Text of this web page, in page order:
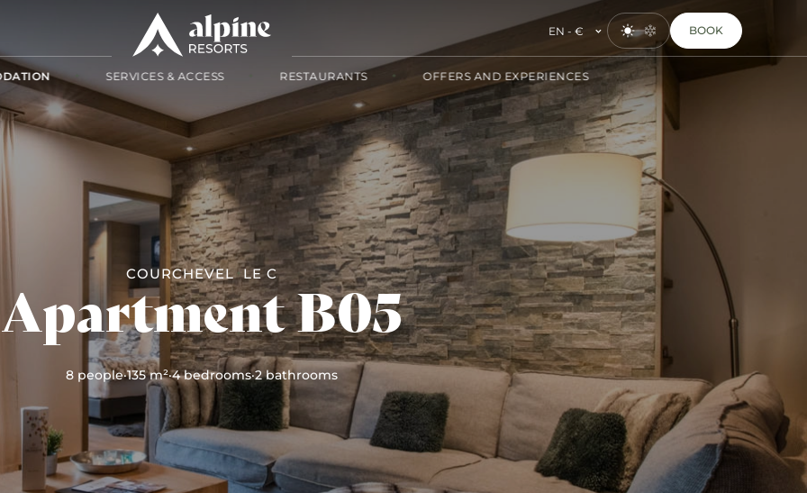
EN - € BOOK
SERVICES & ACCESS RESTAURANTS OFFERS AND EXPERIENCES
COURCHEVEL LE C
Apartment B05
8 people·135 m²·4 bedrooms·2 bathrooms